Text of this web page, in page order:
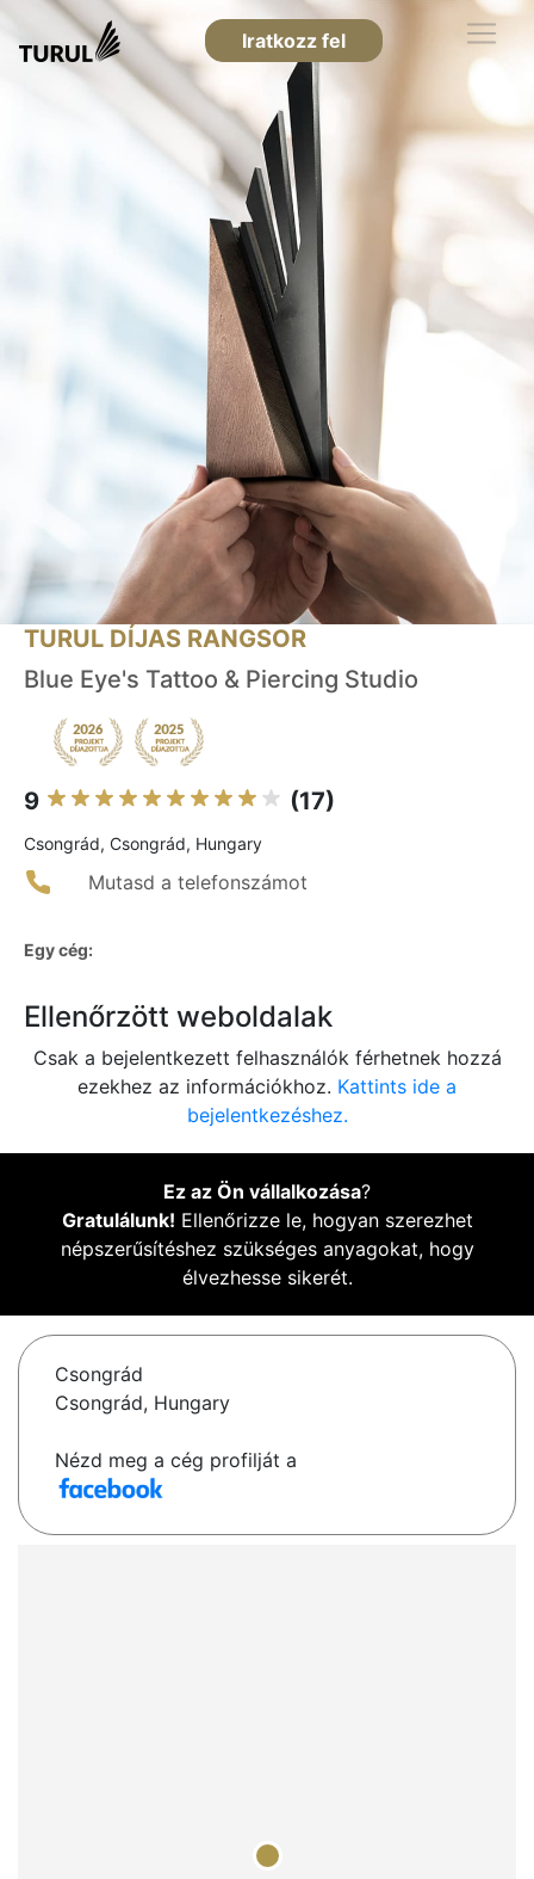
Iratkozz fel
TURUL DÍJAS RANGSOR
Blue Eye's Tattoo & Piercing Studio
9 (17)
Csongrád, Csongrád, Hungary
Mutasd a telefonszámot
Egy cég:
Ellenőrzött weboldalak
Csak a bejelentkezett felhasználók férhetnek hozzá
ezekhez az információkhoz. Kattints ide a
bejelentkezéshez.
Ez az Ön vállalkozása?
Gratulálunk! Ellenőrizze le, hogyan szerezhet
népszerűsítéshez szükséges anyagokat, hogy
élvezhesse sikerét.
Csongrád
Csongrád, Hungary
Nézd meg a cég profilját a